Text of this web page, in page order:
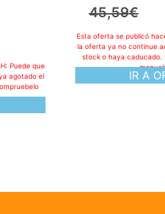
Puede que
agotado el
45,59€
IR A
Esta oferta se publicó
la oferta ya no continue
stock o haya caducado.